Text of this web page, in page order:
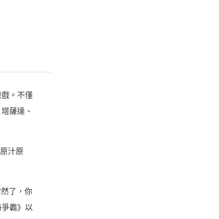
。不僅
薩達、
汁原
了，你
霸》以